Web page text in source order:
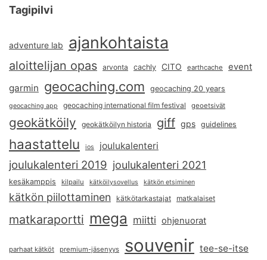
Tagipilvi
adventure lab ajankohtaista
aloittelijan opas arvonta cachly CITO earthcache event
garmin geocaching.com geocaching 20 years
geocaching app geocaching international film festival geoetsivät
geokätköily geokätköilyn historia giff gps guidelines
haastattelu ios joulukalenteri
joulukalenteri 2019 joulukalenteri 2021
kesäkamppis kilpailu kätköilysovellus kätkön etsiminen
kätkön piilottaminen kätkötarkastajat matkalaiset
matkaraportti mega miitti ohjenuorat
parhaat kätköt premium-jäsenyys souvenir tee-se-itse